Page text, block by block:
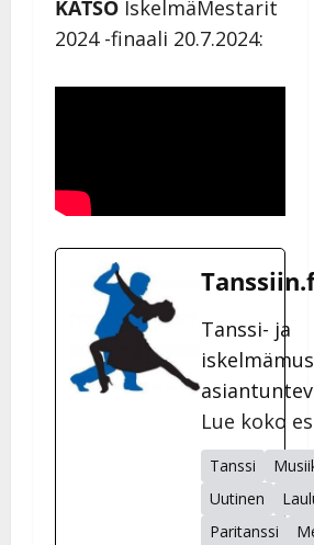
KATSO IskelmäMestarit
2024 -finaali 20.7.2024:
Tanssi- ja
Lue koko
Tanssi
Uutinen
Paritanssi